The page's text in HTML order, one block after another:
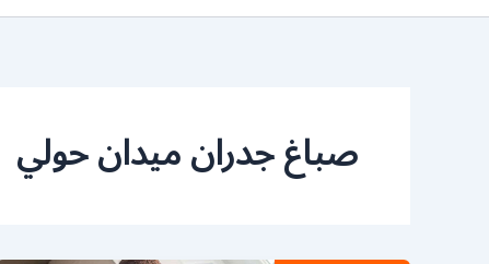
صباغ جدران ميدان حولي